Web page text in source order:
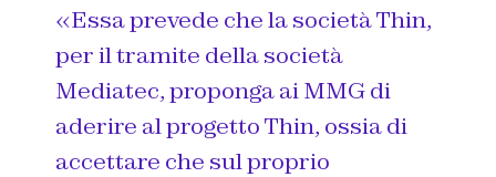
«Essa prevede che la società Thin,
per il tramite della società
Mediatec, proponga ai MMG di
aderire al progetto Thin, ossia di
accettare che sul proprio